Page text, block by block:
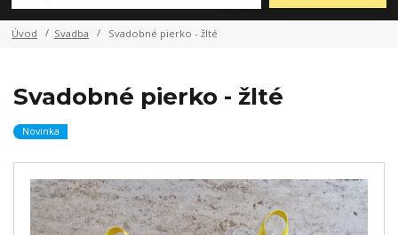
Úvod Svadba Svadobné pierko - žlté
Svadobné pierko - žlté
Novinka